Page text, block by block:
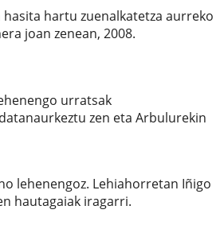
hartu zuenalkatetza aurreko
joan zenean, 2008.
urratsak
zen eta Arbulurekin
lehenengoz. Lehiahorretan Iñigo
hautagaiak iragarri.